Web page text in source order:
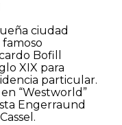
ciudad
Bofill
XIX para
particular.
“Westworld”
Engerraund